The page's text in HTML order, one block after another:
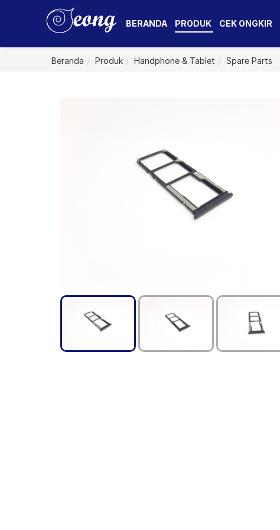
BERANDA PRODUK CEK ONGKIR
Beranda Produk Handphone & Tablet Spare Parts